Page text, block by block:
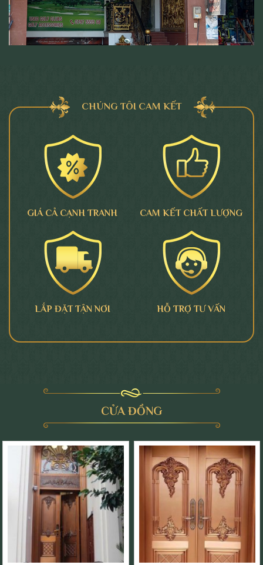
CHÚNG TÔI CAM KẾT
GIÁ CẢ CẠNH TRANH CAM KẾT CHẤT LƯỢNG
LẮP ĐẶT TẬN NƠI HỖ TRỢ TƯ VẤN
CỬA ĐỒNG